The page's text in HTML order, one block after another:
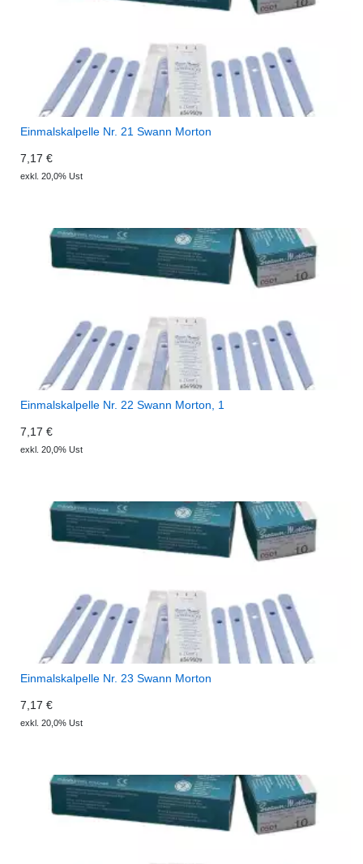
Einmalskalpelle Nr. 21 Swann Morton
7,17 €
exkl. 20,0% Ust
Einmalskalpelle Nr. 22 Swann Morton, 1
7,17 €
exkl. 20,0% Ust
Einmalskalpelle Nr. 23 Swann Morton
7,17 €
exkl. 20,0% Ust